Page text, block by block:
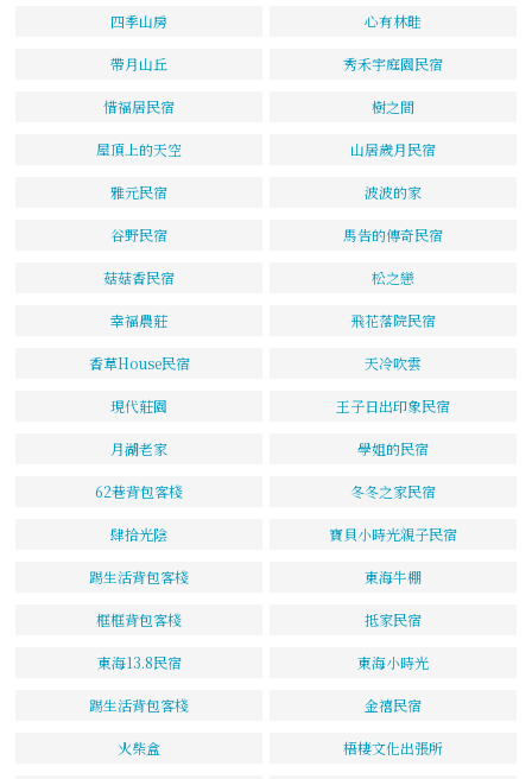
四季山房 心有林畦
帶月山丘 秀禾宇庭園民宿
惜福居民宿 樹之間
屋頂上的天空 山居歲月民宿
雅元民宿 波波的家
谷野民宿 馬告的傳奇民宿
菇菇香民宿 松之戀
幸福農莊 飛花落院民宿
香草House民宿 天冷吹雲
現代莊園 王子日出印象民宿
月湖老家 學姐的民宿
62巷背包客棧 冬冬之家民宿
肆拾光陰 寶貝小時光親子民宿
踢生活背包客棧 東海牛棚
框框背包客棧 抵家民宿
東海13.8民宿 東海小時光
踢生活背包客棧 金禧民宿
火柴盒 梧棲文化出張所